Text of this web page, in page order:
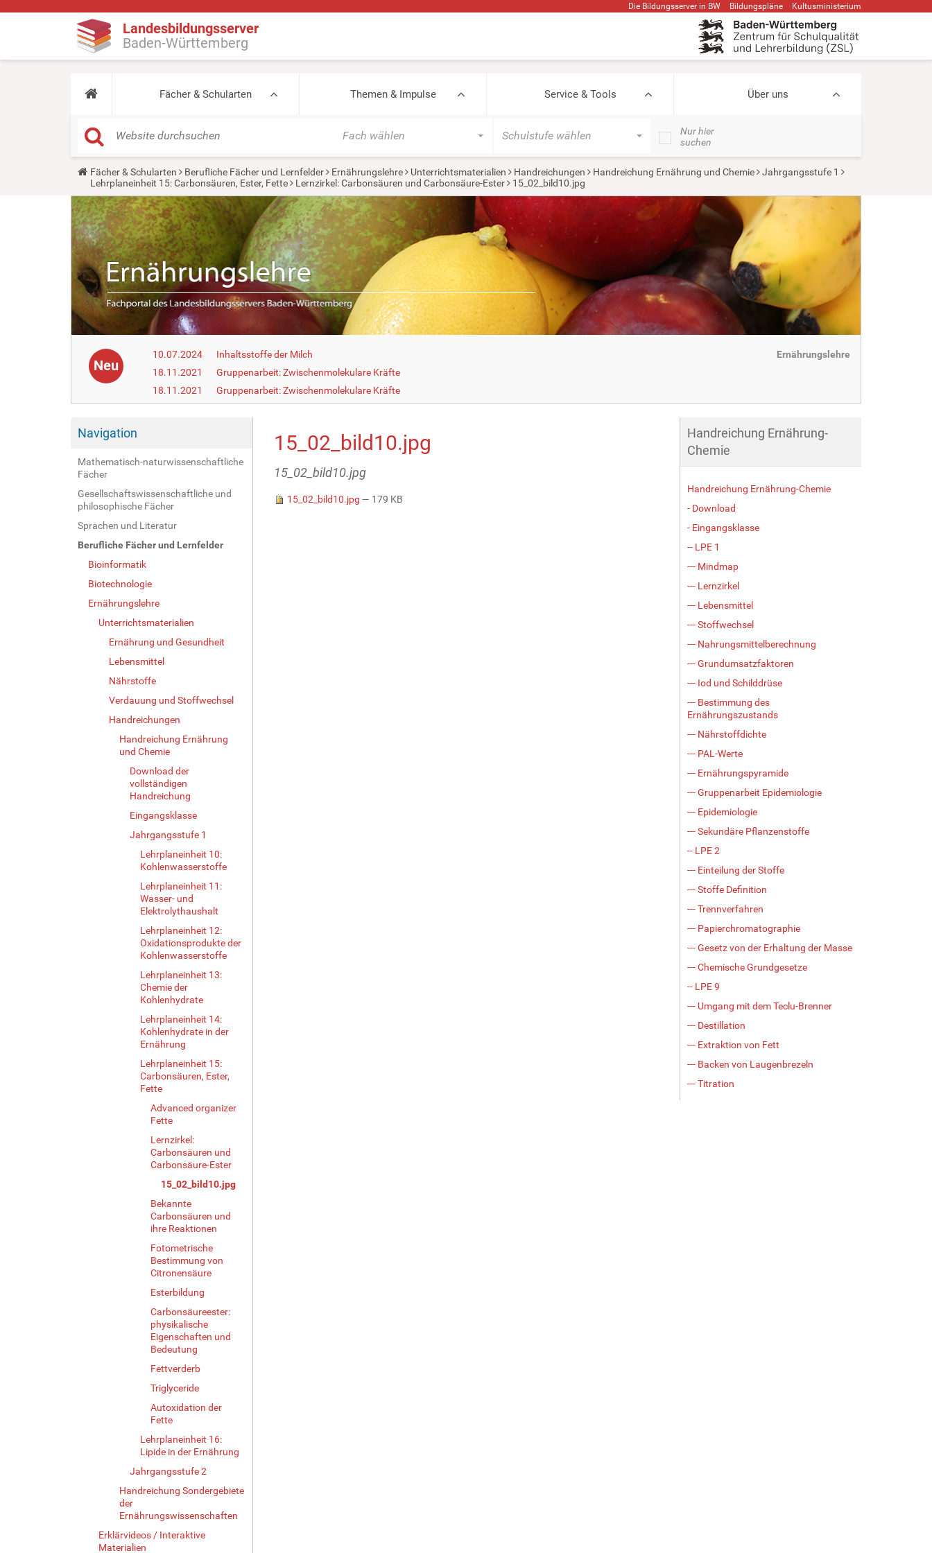
Die Bildungsserver in BW Bildungspläne Kultusministerium
Landesbildungsserver
Baden-Württemberg
Fächer & Schularten Themen & Impulse Service & Tools Über uns
Fach wählen Schulstufe wählen
Nur hier
suchen
Y
u
a
r
e
h
e
r
e
:
Fächer & Schularten Berufliche Fächer und Lernfelder Ernährungslehre Unterrichtsmaterialien Handreichungen Handreichung Ernährung und Chemie
Jahrgangsstufe 1
Lehrplaneinheit 15: Carbonsäuren, Ester, Fette
Lernzirkel: Carbonsäuren und Carbonsäure-Ester 15_02_bild10.jpg
Neu
10.07.2024
Inhaltsstoffe der Milch
18.11.2021
Gruppenarbeit: Zwischenmolekulare Kräfte
18.11.2021
Gruppenarbeit: Zwischenmolekulare Kräfte
Ernährungslehre
Navigation
Mathematisch-naturwissenschaftliche
Fächer
Gesellschaftswissenschaftliche und
philosophische Fächer
Sprachen und Literatur
Berufliche Fächer und Lernfelder
Bioinformatik
Biotechnologie
Ernährungslehre
Unterrichtsmaterialien
Ernährung und Gesundheit
Lebensmittel
Nährstoffe
Verdauung und Stoffwechsel
Handreichungen
Handreichung Ernährung
und Chemie
Download der
vollständigen
Handreichung
Eingangsklasse
Jahrgangsstufe 1
Lehrplaneinheit 10:
Kohlenwasserstoffe
Lehrplaneinheit 11:
Wasser- und
Elektrolythaushalt
Lehrplaneinheit 12:
Oxidationsprodukte der
Kohlenwasserstoffe
Lehrplaneinheit 13:
Chemie der
Kohlenhydrate
Lehrplaneinheit 14:
Kohlenhydrate in der
Ernährung
Lehrplaneinheit 15:
Carbonsäuren, Ester,
Fette
Advanced organizer
Fette
Lernzirkel:
Carbonsäuren und
Carbonsäure-Ester
15_02_bild10.jpg
Bekannte
Carbonsäuren und
ihre Reaktionen
Fotometrische
Bestimmung von
Citronensäure
Esterbildung
Carbonsäureester:
physikalische
Eigenschaften und
Bedeutung
Fettverderb
Triglyceride
Autoxidation der
Fette
Lehrplaneinheit 16:
Lipide in der Ernährung
Jahrgangsstufe 2
Handreichung Sondergebiete
der
Ernährungswissenschaften
Erklärvideos / Interaktive
Materialien
15_02_bild10.jpg
15_02_bild10.jpg
15_02_bild10.jpg — 179 KB
Handreichung Ernährung-
Chemie
Handreichung Ernährung-Chemie
- Download
- Eingangsklasse
-- LPE 1
--- Mindmap
--- Lernzirkel
--- Lebensmittel
--- Stoffwechsel
--- Nahrungsmittelberechnung
--- Grundumsatzfaktoren
--- Iod und Schilddrüse
--- Bestimmung des
Ernährungszustands
--- Nährstoffdichte
--- PAL-Werte
--- Ernährungspyramide
--- Gruppenarbeit Epidemiologie
--- Epidemiologie
--- Sekundäre Pflanzenstoffe
-- LPE 2
--- Einteilung der Stoffe
--- Stoffe Definition
--- Trennverfahren
--- Papierchromatographie
--- Gesetz von der Erhaltung der Masse
--- Chemische Grundgesetze
-- LPE 9
--- Umgang mit dem Teclu-Brenner
--- Destillation
--- Extraktion von Fett
--- Backen von Laugenbrezeln
--- Titration